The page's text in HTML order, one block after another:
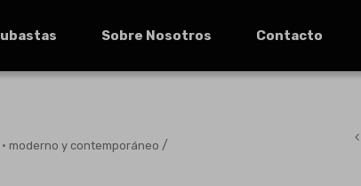
Sobre Nosotros Contacto
moderno y contemporáneo /